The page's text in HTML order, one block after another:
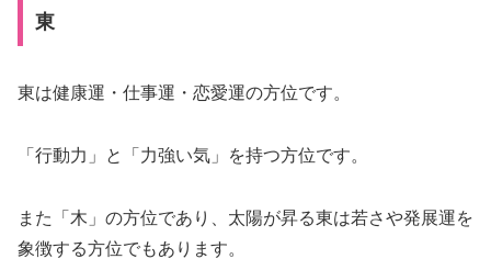
東
東は健康運・仕事運・恋愛運の方位です。
「行動力」と「力強い気」を持つ方位です。
また「木」の方位であり、太陽が昇る東は若さや発展運を
象徴する方位でもあります。